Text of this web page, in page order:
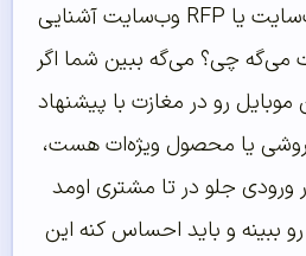
چرا؟ چون با ساختار وب‌سایت یا RFP وب‌سایت آشنایی
می‌گه چی؟ می‌گه ببین شما اگر
موبایل رو در مغازت با پیشنهاد
یا محصول ویژه‌ات هست،
ورودی جلو در تا مشتری اومد
ببینه و باید احساس کنه این